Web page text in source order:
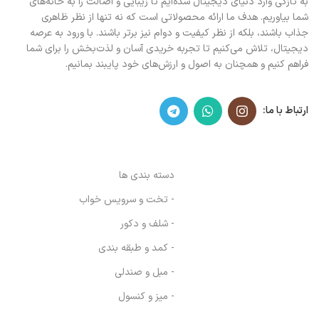
شما بیاوریم. هدف ما ارائه محصولاتی است که نه تنها از نظر ظاهری
جذاب باشند، بلکه از نظر کیفیت و دوام نیز برتر باشند. با ورود به عرصه
دیجیتال، تلاش می‌کنیم تا تجربه خریدی آسان و لذت‌بخش را برای شما
فراهم کنیم و همچنان به اصول و ارزش‌های خود پایبند بمانیم.
ارتباط با ما:
دسته بندی ها
- تخت و سرویس خواب
- شلف و دکور
- کمد و طبقه بندی
- مبل و صندلی
- میز و کنسول